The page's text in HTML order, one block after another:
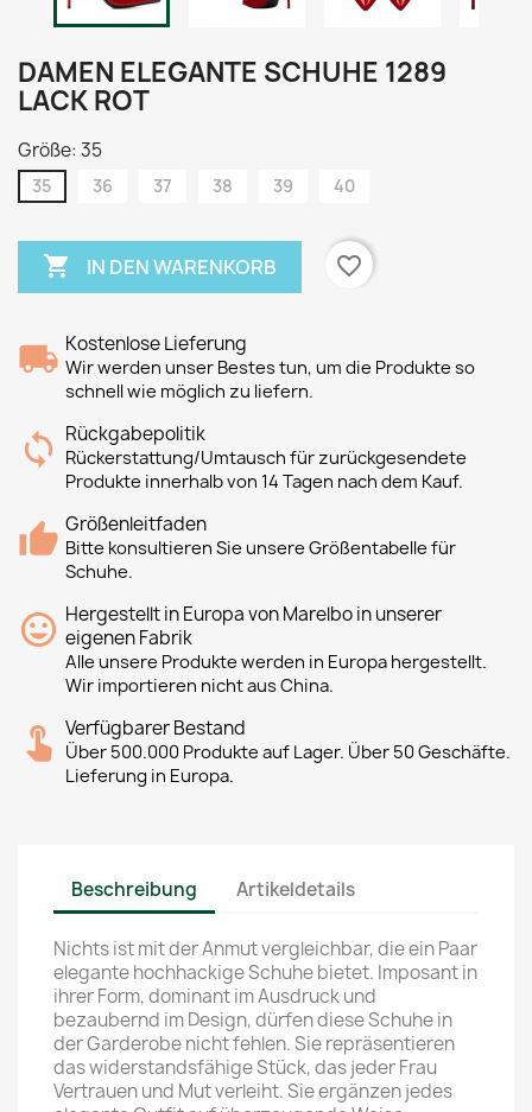
DAMEN ELEGANTE SCHUHE 1289
LACK ROT
Größe: 35
35 36 37 38 39 40
 IN DEN WARENKORB favorite_border
Kostenlose Lieferung
Wir werden unser Bestes tun, um die Produkte so
schnell wie möglich zu liefern.
Rückgabepolitik
Rückerstattung/Umtausch für zurückgesendete
Produkte innerhalb von 14 Tagen nach dem Kauf.
Größenleitfaden
Bitte konsultieren Sie unsere Größentabelle für
Schuhe.
Hergestellt in Europa von Marelbo in unserer
eigenen Fabrik
Alle unsere Produkte werden in Europa hergestellt.
Wir importieren nicht aus China.
Verfügbarer Bestand
Über 500.000 Produkte auf Lager. Über 50 Geschäfte.
Lieferung in Europa.
Beschreibung Artikeldetails
Nichts ist mit der Anmut vergleichbar, die ein Paar
elegante hochhackige Schuhe bietet. Imposant in
ihrer Form, dominant im Ausdruck und
bezaubernd im Design, dürfen diese Schuhe in
der Garderobe nicht fehlen. Sie repräsentieren
das widerstandsfähige Stück, das jeder Frau
Vertrauen und Mut verleiht. Sie ergänzen jedes